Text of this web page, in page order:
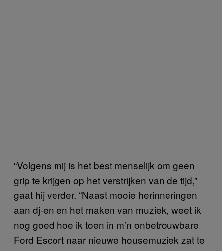
“Volgens mij is het best menselijk om geen
grip te krijgen op het verstrijken van de tijd,”
gaat hij verder. “Naast mooie herinneringen
aan dj-en en het maken van muziek, weet ik
nog goed hoe ik toen in m’n onbetrouwbare
Ford Escort naar nieuwe housemuziek zat te